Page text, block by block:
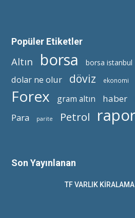
Popüler Etiketler
Altın borsa borsa istanbul
dolar ne olur döviz ekonomi
Forex gram altın haber
Para parite Petrol rapor
Son Yayınlanan
TF VARLIK